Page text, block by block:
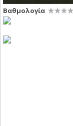
Βαθμολογία